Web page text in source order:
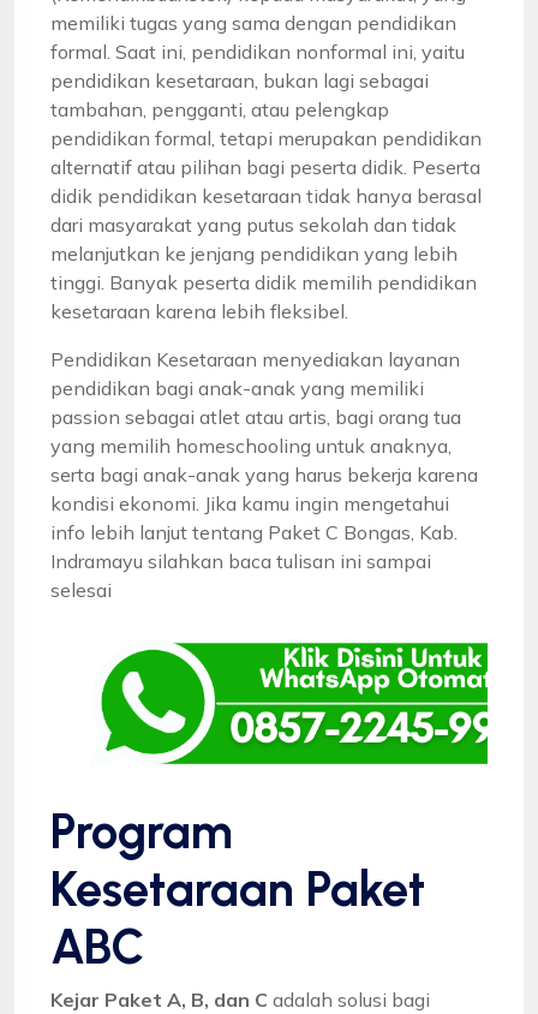
memiliki tugas yang sama dengan pendidikan
formal. Saat ini, pendidikan nonformal ini, yaitu
pendidikan kesetaraan, bukan lagi sebagai
tambahan, pengganti, atau pelengkap
pendidikan formal, tetapi merupakan pendidikan
alternatif atau pilihan bagi peserta didik. Peserta
didik pendidikan kesetaraan tidak hanya berasal
dari masyarakat yang putus sekolah dan tidak
melanjutkan ke jenjang pendidikan yang lebih
tinggi. Banyak peserta didik memilih pendidikan
kesetaraan karena lebih fleksibel.
Pendidikan Kesetaraan menyediakan layanan
pendidikan bagi anak-anak yang memiliki
passion sebagai atlet atau artis, bagi orang tua
yang memilih homeschooling untuk anaknya,
serta bagi anak-anak yang harus bekerja karena
kondisi ekonomi. Jika kamu ingin mengetahui
info lebih lanjut tentang Paket C Bongas, Kab.
Indramayu silahkan baca tulisan ini sampai
selesai
Program
Kesetaraan Paket
ABC
Kejar Paket A, B, dan C adalah solusi bagi